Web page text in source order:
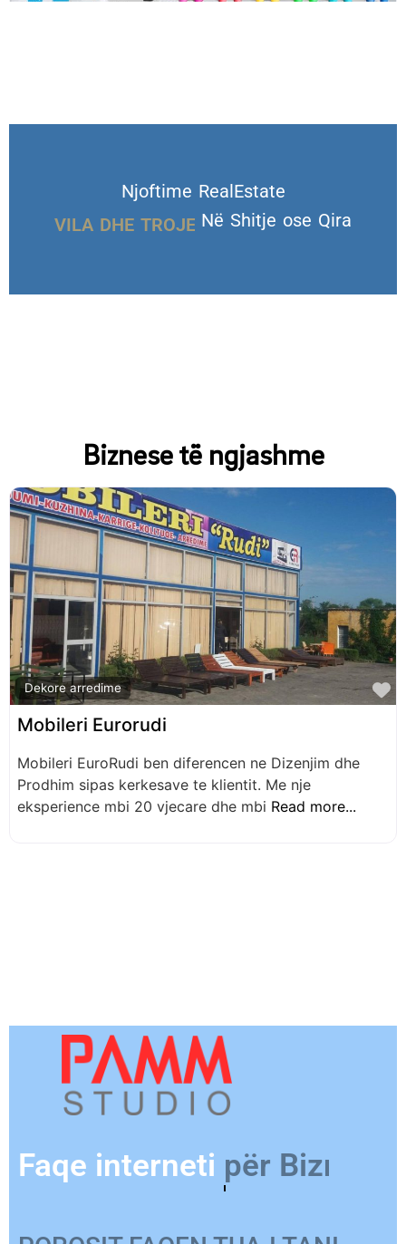
Njoftime RealEstate
VILA DHE TROJE
Biznese të ngjashme
Dekore arredime
Mobileri Eurorudi
Mobileri EuroRudi ben diferencen ne Dizenjim dhe
Prodhim sipas kerkesave te klientit. Me nje
Faqe interneti